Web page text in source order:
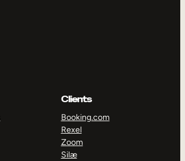
Clients
Booking.com
Rexel
Zoom
Silæ